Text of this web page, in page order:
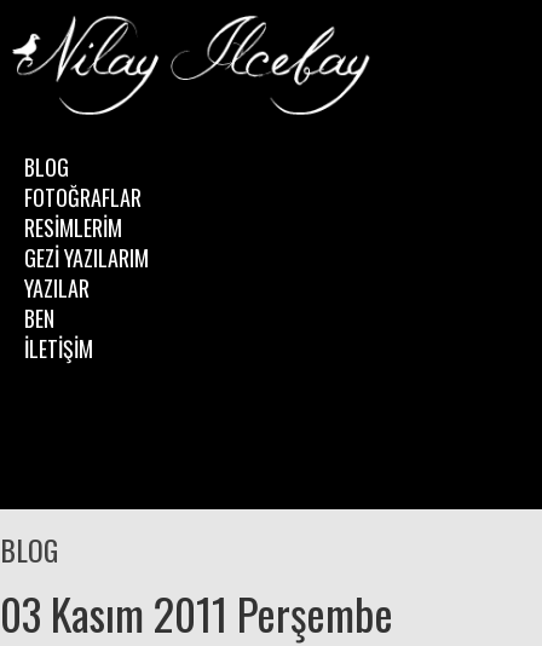
BLOG
FOTOĞRAFLAR
RESİMLERİM
GEZİ YAZILARIM
YAZILAR
BEN
İLETİŞİM
BLOG
03 Kasım 2011 Perşembe